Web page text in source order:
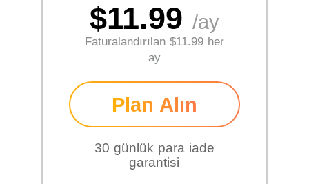
$11.99 /ay
Faturalandırılan $11.99 her
ay
Plan Alın
30 günlük para iade
garantisi